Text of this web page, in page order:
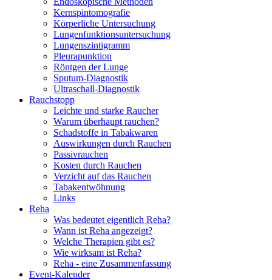
Kernspintomografie
Körperliche Untersuchung
Lungenfunktionsuntersuchung
Lungenszintigramm
Pleurapunktion
Röntgen der Lunge
Sputum-Diagnostik
Ultraschall-Diagnostik
Rauchstopp
Leichte und starke Raucher
Warum überhaupt rauchen?
Schadstoffe in Tabakwaren
Auswirkungen durch Rauchen
Passivrauchen
Kosten durch Rauchen
Verzicht auf das Rauchen
Tabakentwöhnung
Links
Reha
Was bedeutet eigentlich Reha?
Wann ist Reha angezeigt?
Welche Therapien gibt es?
Wie wirksam ist Reha?
Reha - eine Zusammenfassung
Event-Kalender